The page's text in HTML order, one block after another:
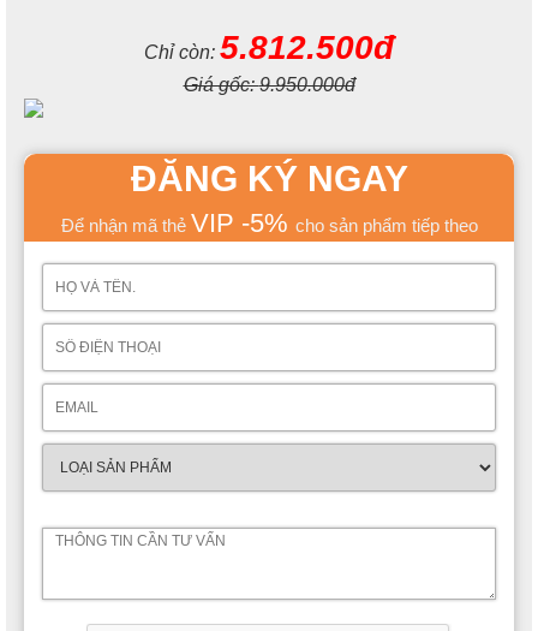
Chỉ còn: 5.812.500đ
Giá gốc:9.950.000đ
ĐĂNG KÝ NGAY
Để nhận mã thẻ VIP -5% cho sản phẩm tiếp theo